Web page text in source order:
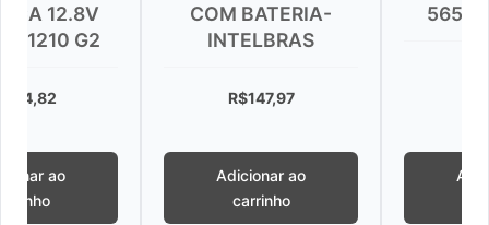
COM BATERIA-
INTELBRAS
Adicionar ao
565 PARA
Adicionar ao